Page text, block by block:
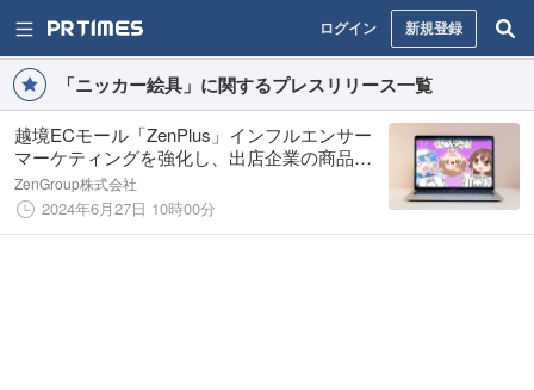
ログイン 新規登録
「ニッカー絵具」に関するプレスリリース一覧
越境ECモール「ZenPlus」インフルエンサー
マーケティングを強化し、出店企業の商品を
世界に発信！
ZenGroup株式会社
2024年6月27日 10時00分